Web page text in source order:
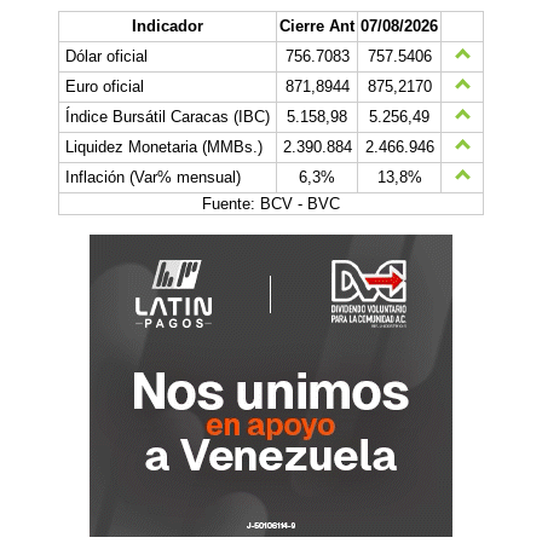
Indicador Cierre Ant 07/08/2026
Dólar oficial
756.7083
757.5406
Euro oficial
871,8944
875,2170
Índice Bursátil Caracas (IBC)
5.158,98
5.256,49
Liquidez Monetaria (MMBs.)
2.390.884
2.466.946
Inflación (Var% mensual)
6,3%
13,8%
Fuente: BCV - BVC